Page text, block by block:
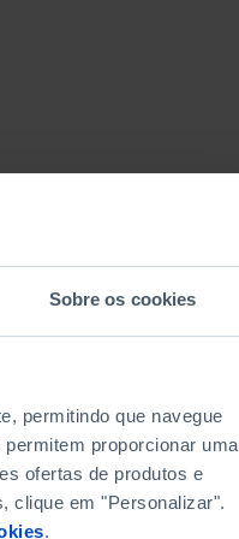
Sobre os cookies
permitindo que navegue
proporcionar uma
ofertas de produtos e
clique em "Personalizar".
.